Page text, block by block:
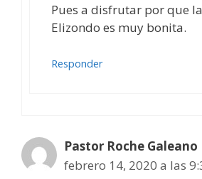
Pues a disfrutar por que
Elizondo es muy bonita.
Responder
Pastor Roche Galeano
febrero 14, 2020 a las